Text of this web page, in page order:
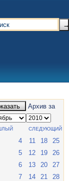
→
Архив за
СЛЕДУЮЩИЙ
4 11 18
25
5 12 19
26
6 13 20
27
7 14 21
28